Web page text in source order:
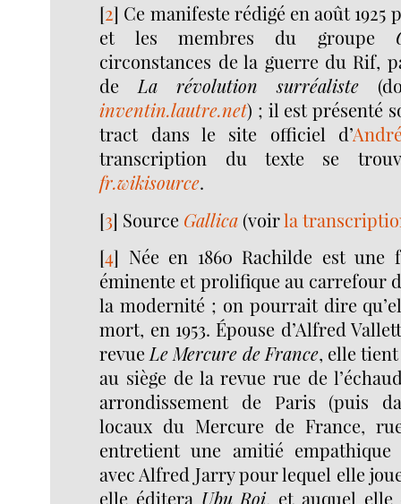
[2] Ce manifeste rédigé en août 1925
et les membres du groupe
circonstances de la guerre du Rif,
de La révolution surréaliste
inventin.lautre.net) ; il est présenté
tract dans le site officiel d’
transcription du texte se
fr.wikisource.
[3] Source Gallica (voirla
[4] Née en 1860 Rachilde est une
éminente et prolifique au carrefour
la modernité ; on pourrait dire
mort, en 1953. Épouse d’Alfred
revue Le Mercure de France, elle
au siège de la revue rue de
arrondissement de Paris (puis
locaux du Mercure de France,
entretient une amitié empathique
avec Alfred Jarry pour lequel elle
elle éditera Ubu Roi, et auquel elle